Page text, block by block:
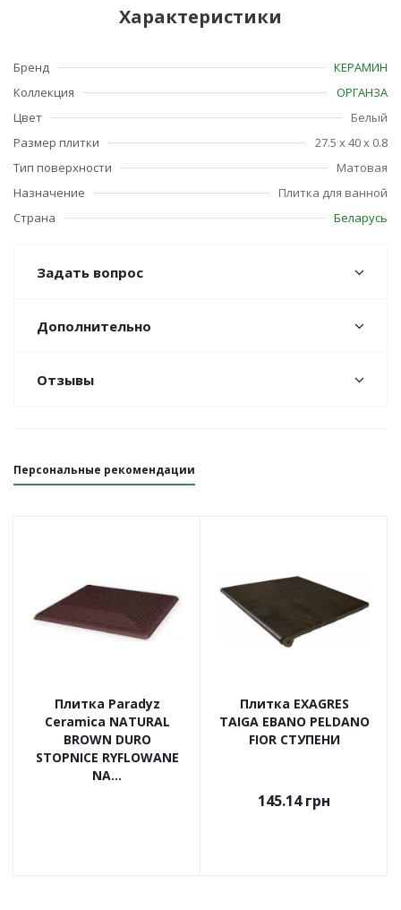
Характеристики
Бренд
КЕРАМИН
Коллекция
ОРГАНЗА
Цвет
Белый
Размер плитки
27.5 x 40 x 0.8
Тип поверхности
Матовая
Назначение
Плитка для ванной
Страна
Беларусь
Задать вопрос
Дополнительно
Отзывы
Персональные рекомендации
Плитка Paradyz
Ceramica NATURAL
BROWN DURO
STOPNICE RYFLOWANE
NA...
Плитка EXAGRES
TAIGA EBANO PELDANO
FIOR СТУПЕНИ
145.14грн